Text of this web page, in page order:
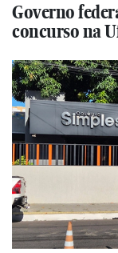
Governo
concurso na